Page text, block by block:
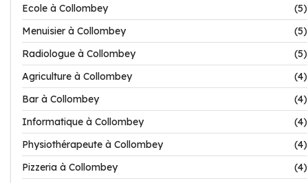
Ecole à Collombey
(5)
Menuisier à Collombey
(5)
Radiologue à Collombey
(5)
Agriculture à Collombey
(4)
Bar à Collombey
(4)
Informatique à Collombey
(4)
Physiothérapeute à Collombey
(4)
Pizzeria à Collombey
(4)